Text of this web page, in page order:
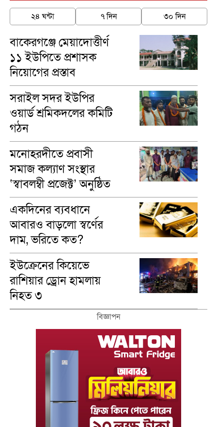
২৪ ঘন্টা ৭ দিন ৩০ দিন
বাকেরগঞ্জে মেয়াদোত্তীর্ণ
১১ ইউপিতে প্রশাসক
নিয়োগের প্রস্তাব
সরাইল সদর ইউপির
ওয়ার্ড শ্রমিকদলের কমিটি
গঠন
মনোহরদীতে প্রবাসী
সমাজ কল্যাণ সংস্থার
‘স্বাবলম্বী প্রজেক্ট’ অনুষ্ঠিত
একদিনের ব্যবধানে
আবারও বাড়লো স্বর্ণের
দাম, ভরিতে কত?
ইউক্রেনের কিয়েভে
রাশিয়ার ড্রোন হামলায়
নিহত ৩
বিজ্ঞাপন